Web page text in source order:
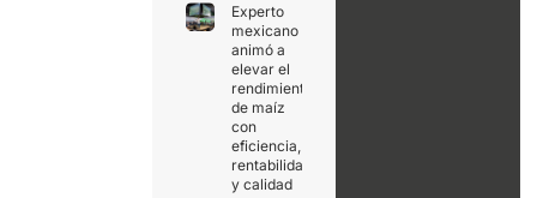
Experto
mexicano
animó a
elevar el
rendimiento
de maíz
con
eficiencia,
rentabilidad
y calidad